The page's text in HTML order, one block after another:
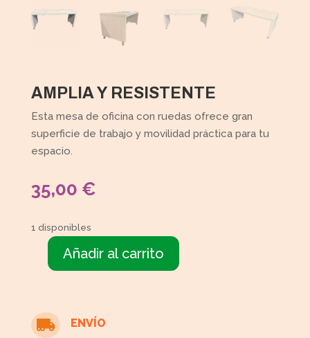
AMPLIA Y RESISTENTE
Esta mesa de oficina con ruedas ofrece gran
superficie de trabajo y movilidad práctica para tu
espacio.
35,00 €
1 disponibles
Mesa
ruedas
cantidad
Añadir al carrito
 ENVÍO